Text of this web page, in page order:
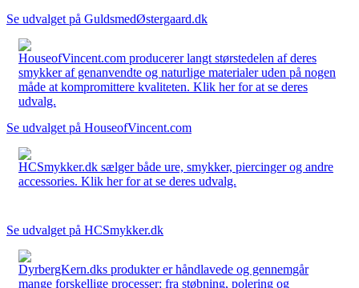
Se udvalget på GuldsmedØstergaard.dk
HouseofVincent.com producerer langt størstedelen af deres
smykker af genanvendte og naturlige materialer uden på nogen
måde at kompromittere kvaliteten. Klik her for at se deres
udvalg.
Se udvalget på HouseofVincent.com
HCSmykker.dk sælger både ure, smykker, piercinger og andre
accessories. Klik her for at se deres udvalg.
Se udvalget på HCSmykker.dk
DyrbergKern.dks produkter er håndlavede og gennemgår
mange forskellige processer: fra støbning, polering og